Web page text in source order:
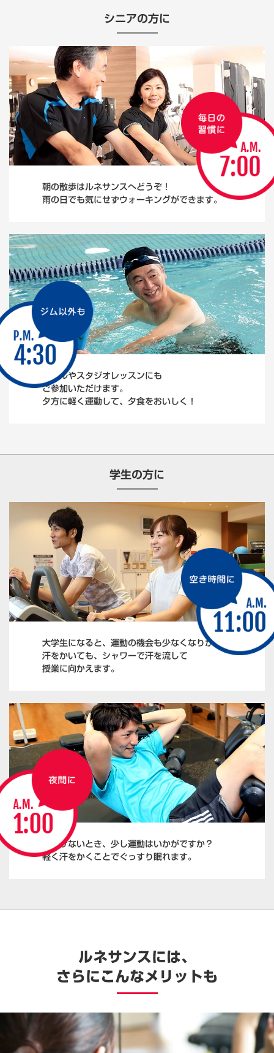
シニアの方に
朝の散歩はルネサンスへどうぞ！
雨の日でも気にせずウォーキングができます。
プールやスタジオレッスンにも
ご参加いただけます。
夕方に軽く運動して、夕食をおいしく！
学生の方に
大学生になると、運動の機会も少なくなりがち。
汗をかいても、シャワーで汗を流して
授業に向かえます。
寝付けないとき、少し運動はいかがですか？
軽く汗をかくことでぐっすり眠れます。
ルネサンスには、
さらにこんなメリットも